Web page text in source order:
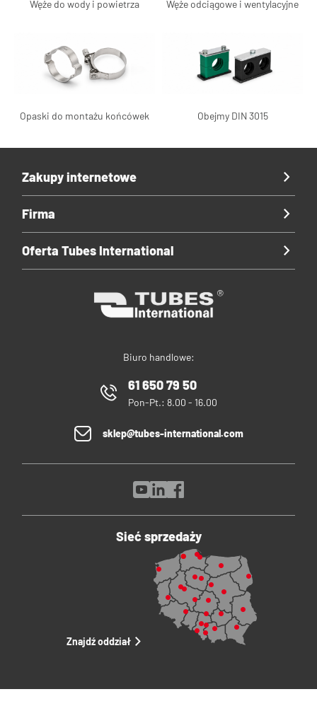
Węże do wody i powietrza Węże odciągowe i wentylacyjne
Opaski do montażu końcówek Obejmy DIN 3015
Biuro handlowe:
61 650 79 50
Pon-Pt.: 8.00 - 16.00
sklep@tubes-international.com
Zakupy internetowe
Firma
Oferta Tubes International
Sieć sprzedaży
Znajdź oddział